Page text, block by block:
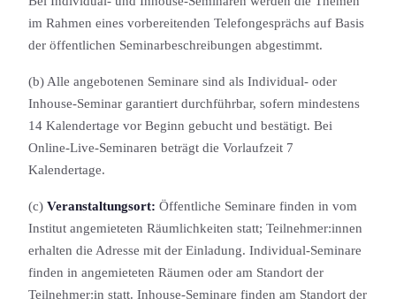
im Rahmen eines vorbereitenden Telefongesprächs auf Basis
der öffentlichen Seminarbeschreibung­en abgestimmt.
(b) Alle angebotenen Seminare sind als Individual- oder
Inhouse-Seminar garantiert durchführbar, sofern mindestens
14 Kalendertage vor Beginn gebucht und bestätigt. Bei
Online-Live-Seminaren beträgt die Vorlaufzeit 7
Kalendertage.
(c) Veranstaltungs­ort: Öffentliche Seminare finden in vom
Institut angemieteten Räumlichkeit­en statt; Teilnehmer:innen
erhalten die Adresse mit der Einladung. Individual-Seminare
finden in angemieteten Räumen oder am Standort der
Teilnehmer:in statt. Inhouse-Seminare finden am Standort der